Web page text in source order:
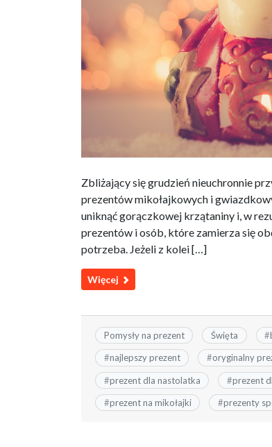
Zbliżający się grudzień nieuchronnie
prezentów mikołajkowych i
uniknąć gorączkowej krzątaniny i, w
prezentów i osób, które zamierza się
potrzeba. Jeżeli z kolei […]
Więcej
Pomysły na prezent Święta #
#najlepszy prezent #oryginalny
#prezent dla nastolatka #prezent
#prezent na mikołajki #prezenty